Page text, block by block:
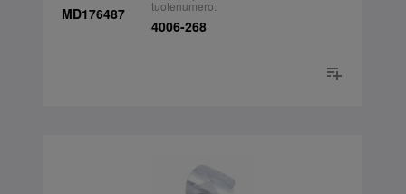
MD176487
tuotenumero:
4006-268